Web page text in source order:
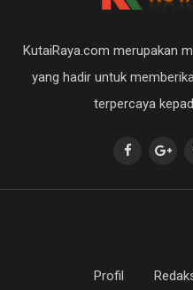
KutaiRaya.com merupakan
yang hadir untuk
terpercaya
Profil